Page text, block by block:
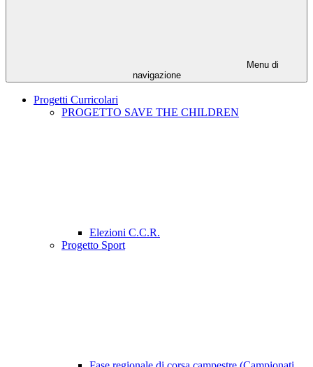
Menu di
navigazione
Progetti Curricolari
PROGETTO SAVE THE CHILDREN
Elezioni C.C.R.
Progetto Sport